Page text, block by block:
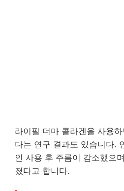
라이필 더마 콜라겐을 사용
다는 연구 결과도 있습니다.
인 사용 후 주름이 감소했으
졌다고 합니다.